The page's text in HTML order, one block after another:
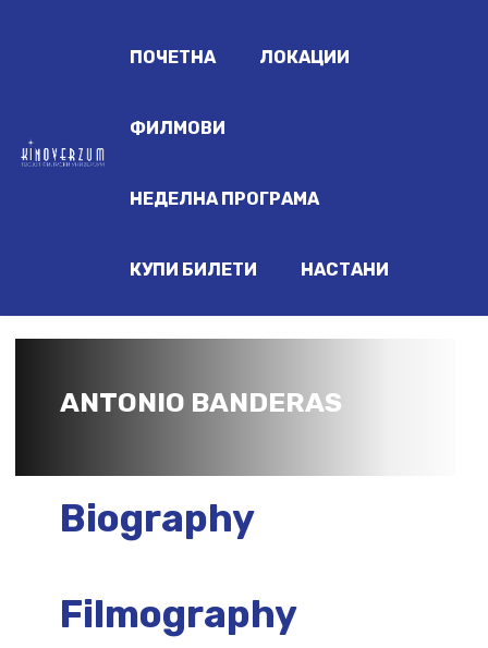
ПОЧЕТНА ЛОКАЦИИ
ФИЛМОВИ
НЕДЕЛНА ПРОГРАМА
КУПИ БИЛЕТИ НАСТАНИ
ANTONIO BANDERAS
Biography
Filmography